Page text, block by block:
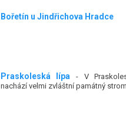
Bořetín u Jindřichova Hradce
Praskoleská lípa - V
nachází velmi zvláštní památný